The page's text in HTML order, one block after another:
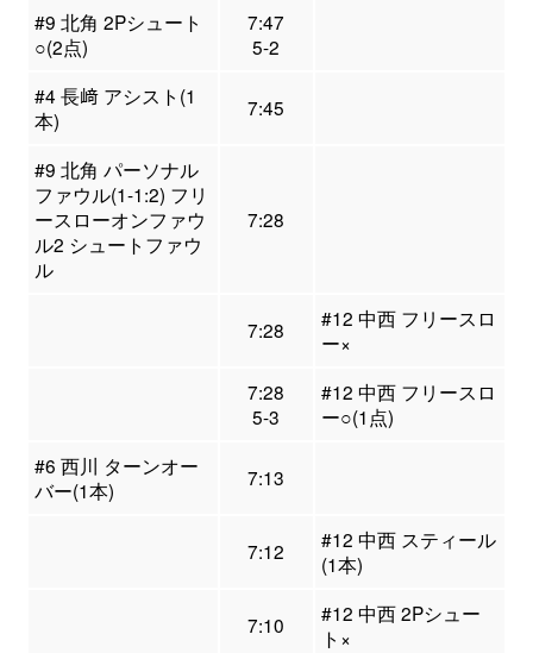
#9 北角 2Pシュート
○(2点)
7:47
5-2
#4 長﨑 アシスト(1
本)
7:45
#9 北角 パーソナル
ファウル(1-1:2) フリ
ースローオンファウ
ル2 シュートファウ
ル
7:28
7:28
#12 中西 フリースロ
ー×
7:28
5-3
#12 中西 フリースロ
ー○(1点)
#6 西川 ターンオー
バー(1本)
7:13
7:12
#12 中西 スティール
(1本)
7:10
#12 中西 2Pシュー
ト×